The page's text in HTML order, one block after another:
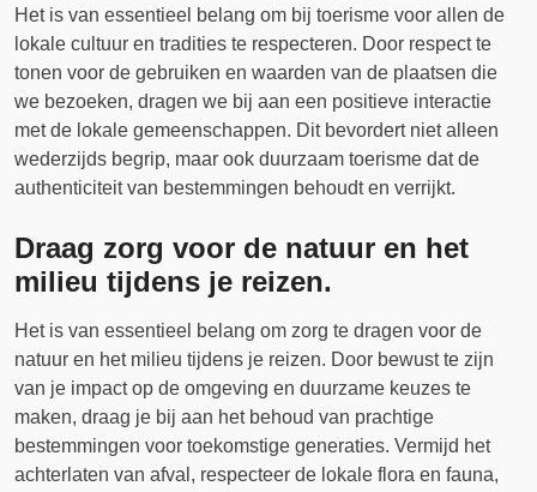
Het is van essentieel belang om bij toerisme voor allen de
lokale cultuur en tradities te respecteren. Door respect te
tonen voor de gebruiken en waarden van de plaatsen die
we bezoeken, dragen we bij aan een positieve interactie
met de lokale gemeenschappen. Dit bevordert niet alleen
wederzijds begrip, maar ook duurzaam toerisme dat de
authenticiteit van bestemmingen behoudt en verrijkt.
Draag zorg voor de natuur en het
milieu tijdens je reizen.
Het is van essentieel belang om zorg te dragen voor de
natuur en het milieu tijdens je reizen. Door bewust te zijn
van je impact op de omgeving en duurzame keuzes te
maken, draag je bij aan het behoud van prachtige
bestemmingen voor toekomstige generaties. Vermijd het
achterlaten van afval, respecteer de lokale flora en fauna,